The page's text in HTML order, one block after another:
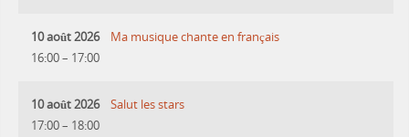
10 août 2026
16:00– 17:00
Ma musique chante en français
10 août 2026
17:00– 18:00
Salut les stars